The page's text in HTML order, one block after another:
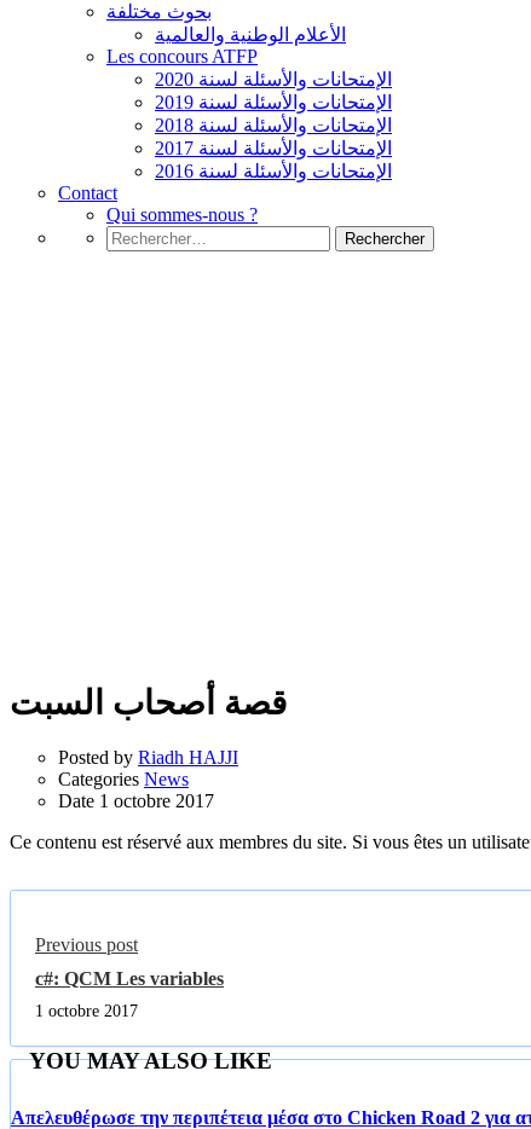
بحوث مختلفة
الأعلام الوطنية والعالمية
Les concours ATFP
الإمتحانات والأسئلة لسنة 2020
الإمتحانات والأسئلة لسنة 2019
الإمتحانات والأسئلة لسنة 2018
الإمتحانات والأسئلة لسنة 2017
الإمتحانات والأسئلة لسنة 2016
Contact
Qui sommes-nous ?
Rechercher :
قصة أصحاب السبت
Posted by Riadh HAJJI
Categories News
Date 1 octobre 2017
Ce contenu est réservé aux membres du site. Si vous êtes un
Previous post
c#: QCM Les variables
1 octobre 2017
YOU MAY ALSO LIKE
Απελευθέρωσε την περιπέτεια μέσα στο Chicken Road 2 για